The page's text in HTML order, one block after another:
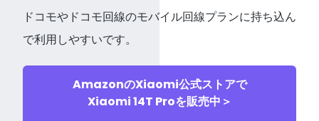
ドコモやドコモ回線のモバイル回線プランに持ち込ん
で利用しやすいです。
AmazonのXiaomi公式ストアで
Xiaomi 14T Proを販売中＞